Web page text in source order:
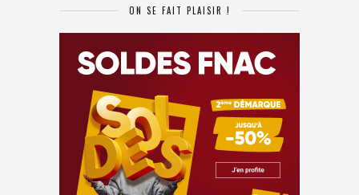
ON SE FAIT PLAISIR !